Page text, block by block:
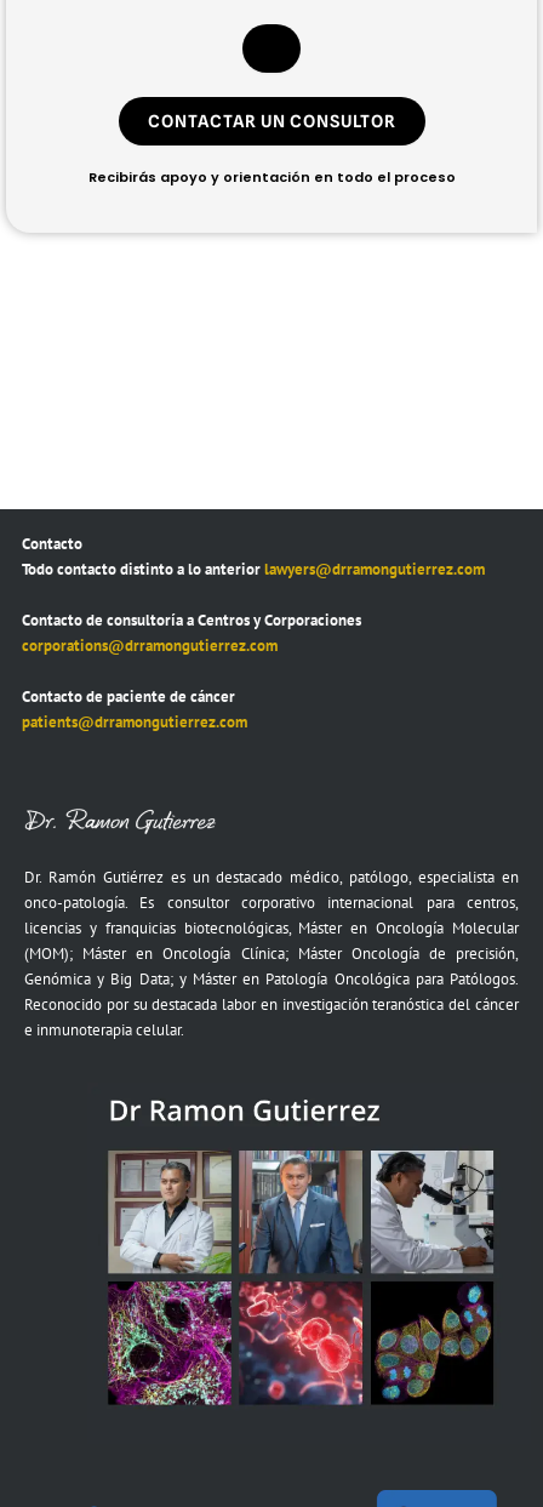
CONTACTAR UN CONSULTOR
Recibirás apoyo y orientación en todo el proceso
Contacto
Todo contacto distinto a lo anteriorlawyers@drramongutierrez.com
Contacto de consultoría a Centros y Corporaciones
corporations@drramongutierrez.com
Contacto de paciente de cáncer
patients@drramongutierrez.com
Dr. Ramón Gutiérrez es un destacado médico, patólogo, especialista en
onco-patología. Es consultor corporativo internacional para centros,
licencias y franquicias biotecnológicas, Máster en Oncología Molecular
(MOM); Máster en Oncología Clínica; Máster Oncología de precisión,
Genómica y Big Data; y Máster en Patología Oncológica para Patólogos.
Reconocido por su destacada labor en investigación teranóstica del cáncer
e inmunoterapia celular.